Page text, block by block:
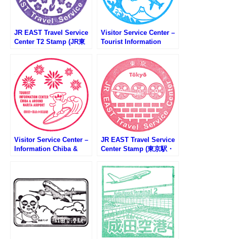
JR EAST Travel Service
Center T2 Stamp (JR東
田空港第二のスタンプ)
Visitor Service Center –
Tourist Information
スセンター右のスタンプ)
Visitor Service Center –
Information Chiba &
JR EAST Travel Service
Center Stamp (東京駅・
スタンプ)